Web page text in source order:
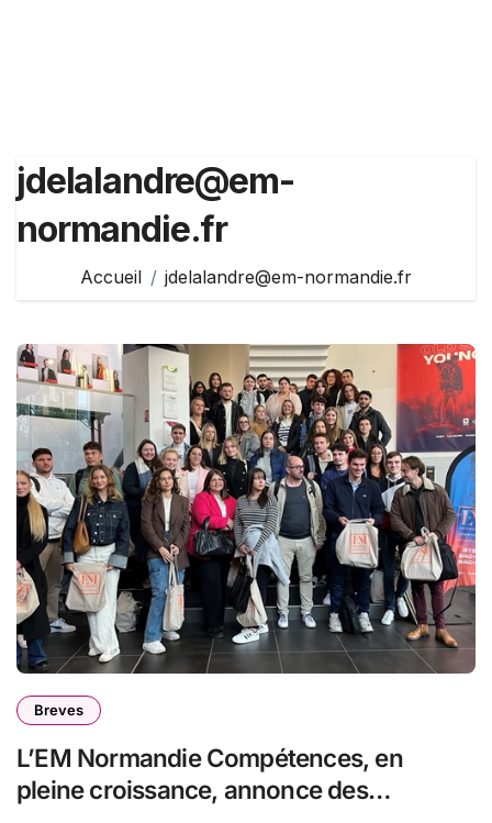
jdelalandre@em-
normandie.fr
Accueil jdelalandre@em-normandie.fr
Breves
L’EM Normandie Compétences, en
pleine croissance, annonce des